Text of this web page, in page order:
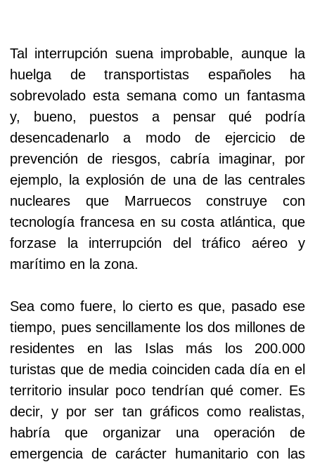
Tal interrupción suena improbable, aunque la
huelga de transportistas españoles ha
sobrevolado esta semana como un fantasma
y, bueno, puestos a pensar qué podría
desencadenarlo a modo de ejercicio de
prevención de riesgos, cabría imaginar, por
ejemplo, la explosión de una de las centrales
nucleares que Marruecos construye con
tecnología francesa en su costa atlántica, que
forzase la interrupción del tráfico aéreo y
marítimo en la zona.
Sea como fuere, lo cierto es que, pasado ese
tiempo, pues sencillamente los dos millones de
residentes en las Islas más los 200.000
turistas que de media coinciden cada día en el
territorio insular poco tendrían qué comer. Es
decir, y por ser tan gráficos como realistas,
habría que organizar una operación de
emergencia de carácter humanitario con las